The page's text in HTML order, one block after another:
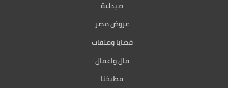
صيدلية
عروض مصر
قضايا وملفات
مال واعمال
مطبخنا